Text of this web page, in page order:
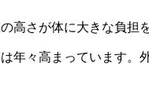
高さが体に大きな負
年々高まっています。